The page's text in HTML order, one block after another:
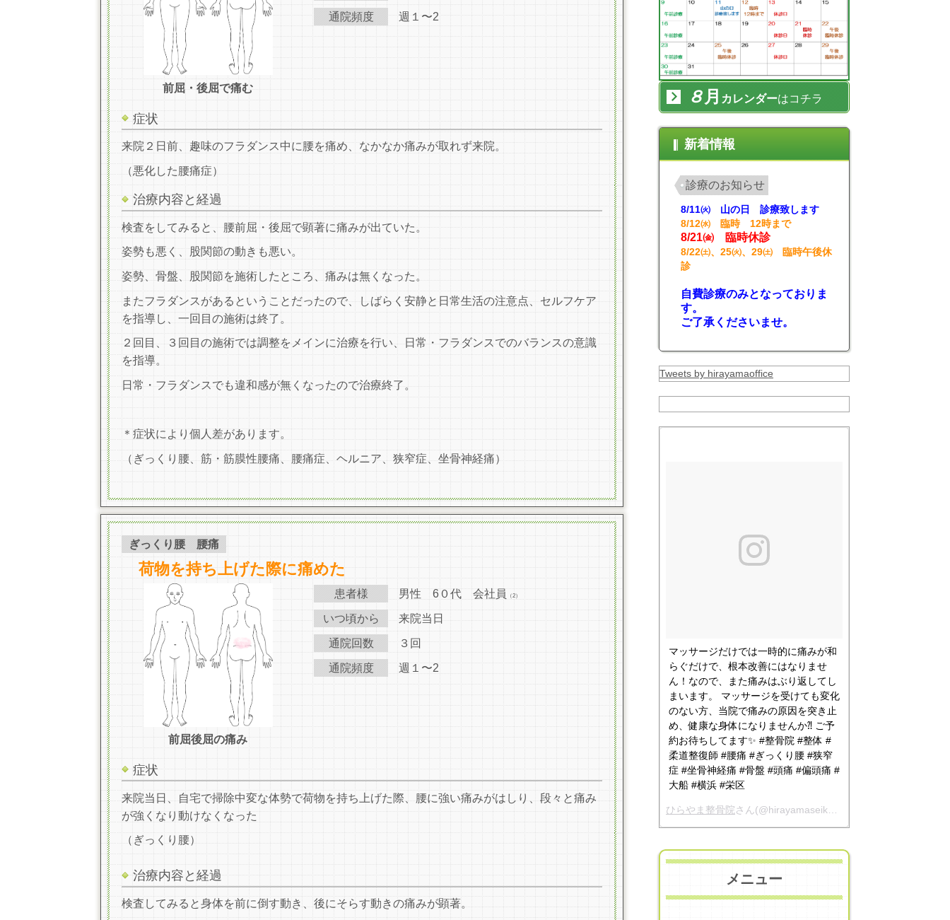
前屈・後屈で痛む
通院頻度 週１〜2
症状
来院２日前、趣味のフラダンス中に腰を痛め、なかなか痛みが取れず来院。
（悪化した腰痛症）
治療内容と経過
検査をしてみると、腰前屈・後屈で顕著に痛みが出ていた。
姿勢も悪く、股関節の動きも悪い。
姿勢、骨盤、股関節を施術したところ、痛みは無くなった。
またフラダンスがあるということだったので、しばらく安静と日常生活の注意点、セルフケア
を指導し、一回目の施術は終了。
２回目、３回目の施術では調整をメインに治療を行い、日常・フラダンスでのバランスの意識
を指導。
日常・フラダンスでも違和感が無くなったので治療終了。
＊症状により個人差があります。
（ぎっくり腰、筋・筋膜性腰痛、腰痛症、ヘルニア、狭窄症、坐骨神経痛）
ぎっくり腰 腰痛
荷物を持ち上げた際に痛めた
前屈後屈の痛み
患者様 男性 6０代 会社員 （2）
いつ頃から 来院当日
通院回数 ３回
通院頻度 週１〜2
症状
来院当日、自宅で掃除中変な体勢で荷物を持ち上げた際、腰に強い痛みがはしり、段々と痛み
が強 くなり動けなくなった
（ぎっくり腰）
治療内容と経過
検査してみると身体を前に倒す動き、後にそらす動きの痛みが顕著。
８月カレンダーはコチラ
新着情報
診療のお知らせ
8/11㈫ 山の日 診療致します
8/12㈬ 臨時 12時まで
8/21㈮ 臨時休診
8/22㈯、25㈫、29㈯ 臨時午後休
診
自費診療のみとなっておりま
す。
ご了承くださいませ。
Tweets by hirayamaoffice
マッサージだけでは一時的に痛みが和
らぐだけで、根本改善にはなりませ
ん！なので、また痛みはぶり返してし
まいます。 マッサージを受けても変化
のない方、当院で痛みの原因を突き止
め、健康な身体になりませんか⁈ ご予
約お待ちしてます✨ #整骨院 #整体 #
柔道整復師 #腰痛 #ぎっくり腰 #狭窄
症 #坐骨神経痛 #骨盤 #頭痛 #偏頭痛 #
大船 #横浜 #栄区
ひらやま整骨院さん(@hirayamaseikotsuin)がシェアした投稿 -
メニュー